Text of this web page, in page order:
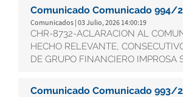
Comunicado Comunicado 994/
Comunicados | 03 Julio, 2026 14:00:19
CHR-8732-ACLARACION AL
HECHO RELEVANTE,
DE GRUPO FINANCIERO IMPROSA
Comunicado Comunicado 993/